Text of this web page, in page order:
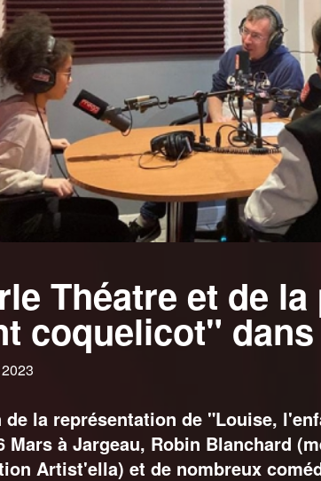
Théatre et de
coquelicot"
la représentation de "Louise,
Mars à Jargeau, Robin Blanchard
Artist'ella) et de nombreux